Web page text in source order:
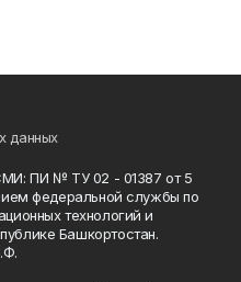
данных
ПИ № ТУ 02 - 01387 от 5
федеральной службы по
технологий и
Башкортостан.